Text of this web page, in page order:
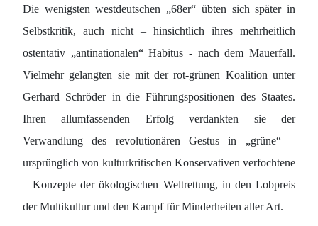
Die wenigsten westdeutschen „68er“ übten sich später in
Selbstkritik, auch nicht – hinsichtlich ihres mehrheitlich
ostentativ „antinationalen“ Habitus - nach dem Mauerfall.
Vielmehr gelangten sie mit der rot-grünen Koalition unter
Gerhard Schröder in die Führungspositionen des Staates.
Ihren allumfassenden Erfolg verdankten sie der
Verwandlung des revolutionären Gestus in „grüne“ –
ursprünglich von kulturkritischen Konservativen verfochtene
– Konzepte der ökologischen Weltrettung, in den Lobpreis
der Multikultur und den Kampf für Minderheiten aller Art.